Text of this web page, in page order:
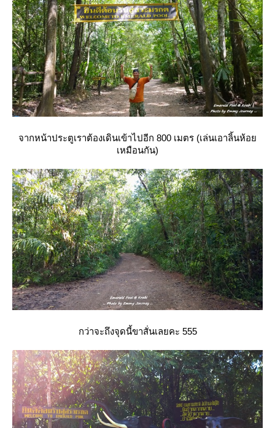
จากหน้าประตูเราต้องเดินเข้าไปอีก 800 เมตร (เล่นเอาลิ้นห้อ
เหมือนกัน)
กว่าจะถึงจุดนี้ขาสั่นเลยคะ 555